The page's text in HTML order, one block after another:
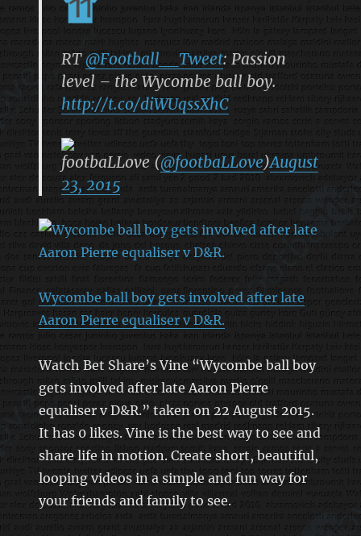
RT@Football__Tweet: Passion
level – the Wycombe ball boy.
http://t.co/diWUqssXhC
footbaLLove (@footbaLLove)August
23, 2015
Wycombe ball boy gets involved after late
Aaron Pierre equaliser v D&R.
Watch Bet Share’s Vine “Wycombe ball boy
gets involved after late Aaron Pierre
equaliser v D&R.” taken on 22 August 2015.
It has 0 likes. Vine is the best way to see and
share life in motion. Create short, beautiful,
looping videos in a simple and fun way for
your friends and family to see.